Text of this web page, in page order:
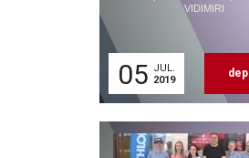
VIDIMIRI
05 JUL.
2019